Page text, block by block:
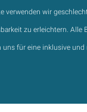
verwenden wir
zu erleichtern.
uns für eine inklusive und